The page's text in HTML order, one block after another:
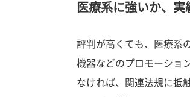
医療系に強いか、
評判が高くても、医療系
機器などのプロモーショ
なければ、関連法規に抵